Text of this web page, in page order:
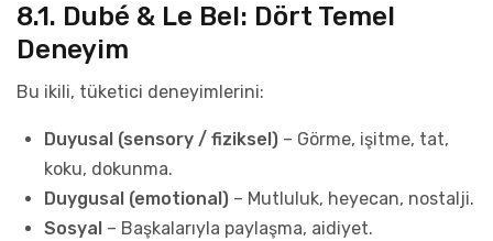
8.1. Dubé & Le Bel: Dört Temel
Deneyim
Bu ikili, tüketici deneyimlerini:
Duyusal (sensory / fiziksel) – Görme, işitme, tat,
koku, dokunma.
Duygusal (emotional) – Mutluluk, heyecan, nostalji.
Sosyal – Başkalarıyla paylaşma, aidiyet.